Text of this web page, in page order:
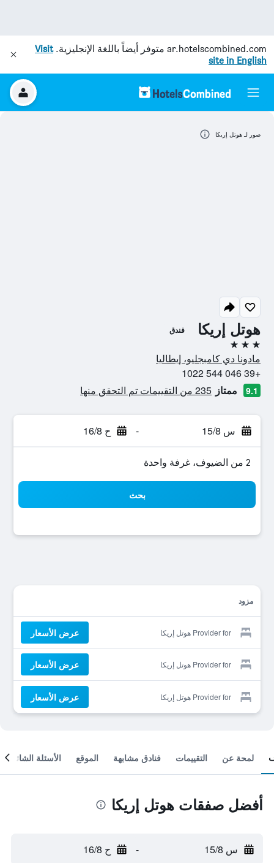
ar.hotelscombined.com متوفر أيضاً باللغة الإنجليزية.Visit
site in English
هوتل إريكا فندق
3 نجوم
مادونا دي كامبجليو، إيطاليا
+39 046 544 1022
9.1 ممتاز 235 من التقييمات تم التحقق منها
س 15/8 - ح 16/8
2 من الضيوف، غرفة واحدة
بحث
مزود
Provider for هوتل إريكا عرض الأسعار
Provider for هوتل إريكا عرض الأسعار
Provider for هوتل إريكا عرض الأسعار
صور لـ هوتل إريكا
لمحة عن التقييمات فنادق مشابهة الموقع الأسئلة الشائعة
أفضل صفقات هوتل إريكا
س 15/8 - ح 16/8